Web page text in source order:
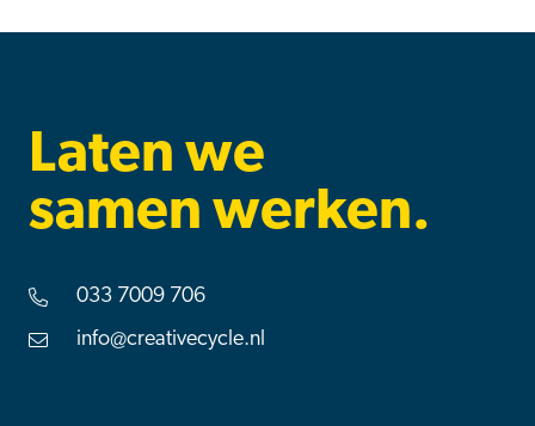
Laten we
samen werken.
Telefoon033 7009 706
Email info@creativecycle.nl